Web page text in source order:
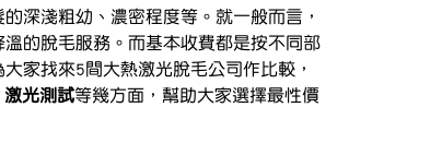
深淺粗幼、濃密程度等。就一般而言，
的脫毛服務。而基本收費都是按不同部
家找來5間大熱激光脫毛公司作比較，
激光測試等幾方面，幫助大家選擇最性價